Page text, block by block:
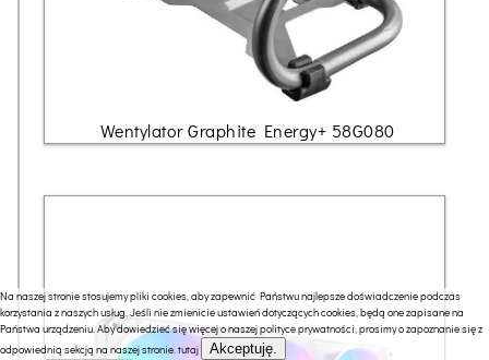
Wentylator Graphite Energy+ 58G080
Na naszej stronie stosujemy pliki cookies, aby zapewnić Państwu najlepsze doświadczenie podczas
korzystania z naszych usług. Jeśli nie zmienicie ustawień dotyczących cookies, będą one zapisane na
Państwa urządzeniu. Aby dowiedzieć się więcej o naszej polityce prywatności, prosimy o zapoznanie się z
odpowiednią sekcją na naszej stronie.tutaj Akceptuję.